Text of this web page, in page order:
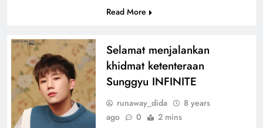
Read More
Selamat menjalankan
khidmat ketenteraan
Sunggyu INFINITE
runaway_dida
8 years
ago
0 2 mins